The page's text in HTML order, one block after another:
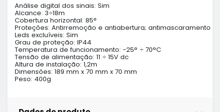
Análise digital dos sinais: Sim
Alcance: 3÷18m
Cobertura horizontal: 85°
Proteções: Antirremoção e antiabertura; antimascaramento
Leds excluíveis: Sim
Grau de proteção: IP44
Temperatura de funcionamento: -25° ÷ 70°C
Tensão de alimentação: 11 ÷ 15V dc
Altura de instalação: 1,2m
Dimensões: 189 mm x 70 mm x 70 mm
Peso: 400g